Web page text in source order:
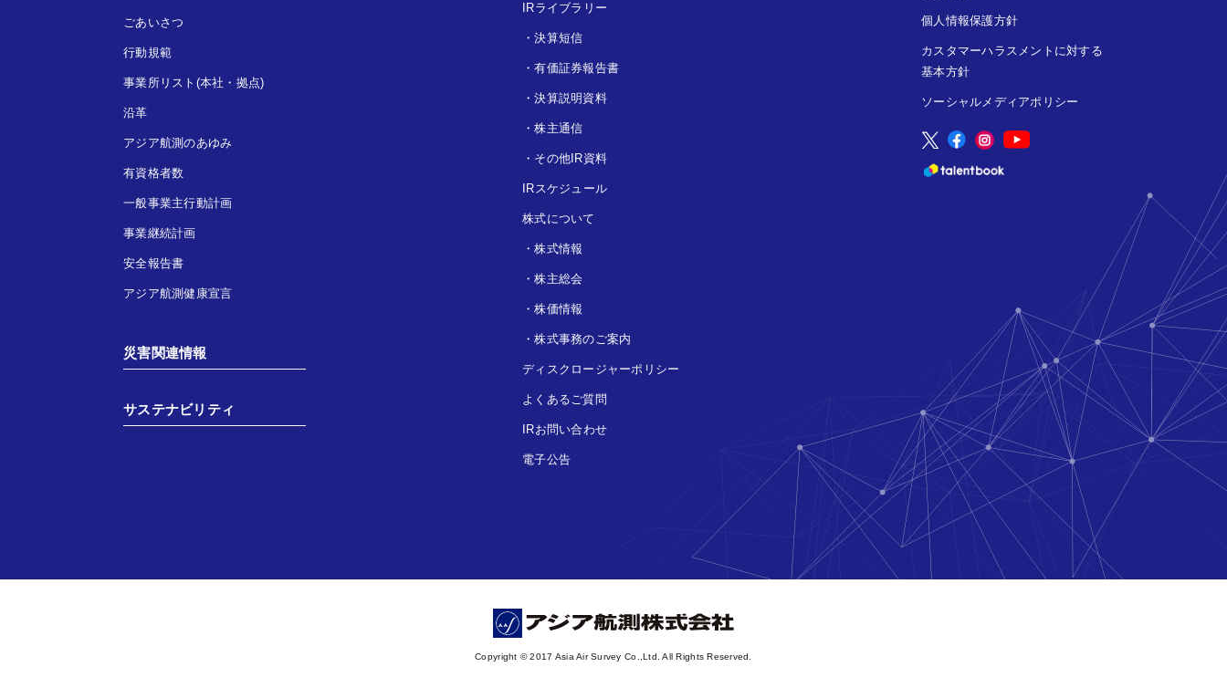
ごあいさつ
行動規範
事業所リスト(本社・拠点)
沿革
アジア航測のあゆみ
有資格者数
一般事業主行動計画
事業継続計画
安全報告書
アジア航測健康宣言
災害関連情報
サステナビリティ
IRライブラリー
・決算短信
・有価証券報告書
・決算説明資料
・株主通信
・ その他IR資料
IRスケジュール
株式について
・株式情報
・株主総会
・株価情報
・株式事務のご案内
ディスクロージャーポリシー
よくあるご質問
IRお問い合わせ
電子公告
個人情報保護方針
カスタマーハラスメントに対する
基本方針
ソーシャルメディアポリシー
Copyright © 2017 Asia Air Survey Co.,Ltd. All Rights Reserved.